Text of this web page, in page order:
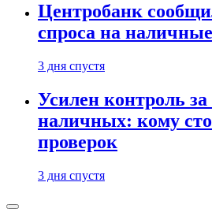
Центробанк
спроса на
3 дня спустя
Усилен контроль
наличных: кому
проверок
3 дня спустя